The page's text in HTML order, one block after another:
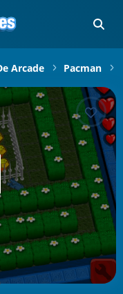
Arcade Pacman